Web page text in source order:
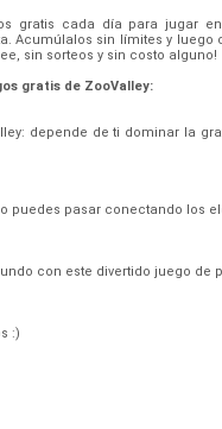
gratis cada día para jugar
Acumúlalos sin límites y luego
sin sorteos y sin costo alguno!
gratis de ZooValley:
depende de ti dominar la
puedes pasar conectando los
con este divertido juego de
:)